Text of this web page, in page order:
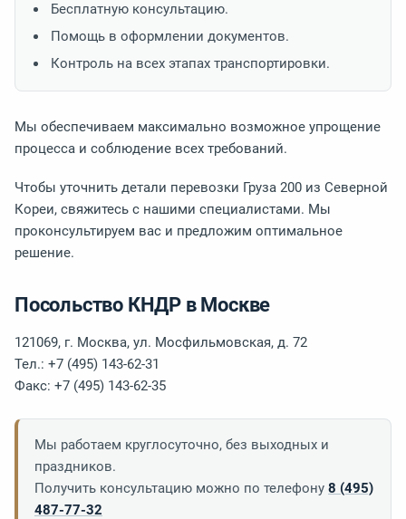
Бесплатную консультацию.
Помощь в оформлении документов.
Контроль на всех этапах транспортировки.
Мы обеспечиваем максимально возможное упрощение
процесса и соблюдение всех требований.
Чтобы уточнить детали перевозки Груза 200 из Северной
Кореи, свяжитесь с нашими специалистами. Мы
проконсультируем вас и предложим оптимальное
решение.
Посольство КНДР в Москве
121069, г. Москва, ул. Мосфильмовская, д. 72
Тел.: +7 (495) 143-62-31
Факс: +7 (495) 143-62-35
Мы работаем круглосуточно, без выходных и
праздников.
Получить консультацию можно по телефону 8 (495)
487-77-32